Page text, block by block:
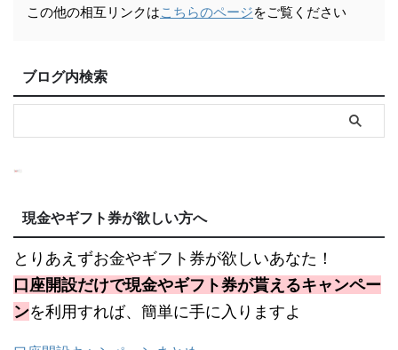
この他の相互リンクはこちらのページをご覧ください
ブログ内検索
現金やギフト券が欲しい方へ
とりあえずお金やギフト券が欲しいあなた！
口座開設だけで現金やギフト券が貰えるキャンペー
ンを利用すれば、簡単に手に入りますよ